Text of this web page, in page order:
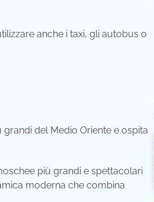
anche i taxi, gli autobus o
del Medio Oriente e ospita
più grandi e spettacolari
moderna che combina